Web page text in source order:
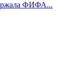
ФИФА...